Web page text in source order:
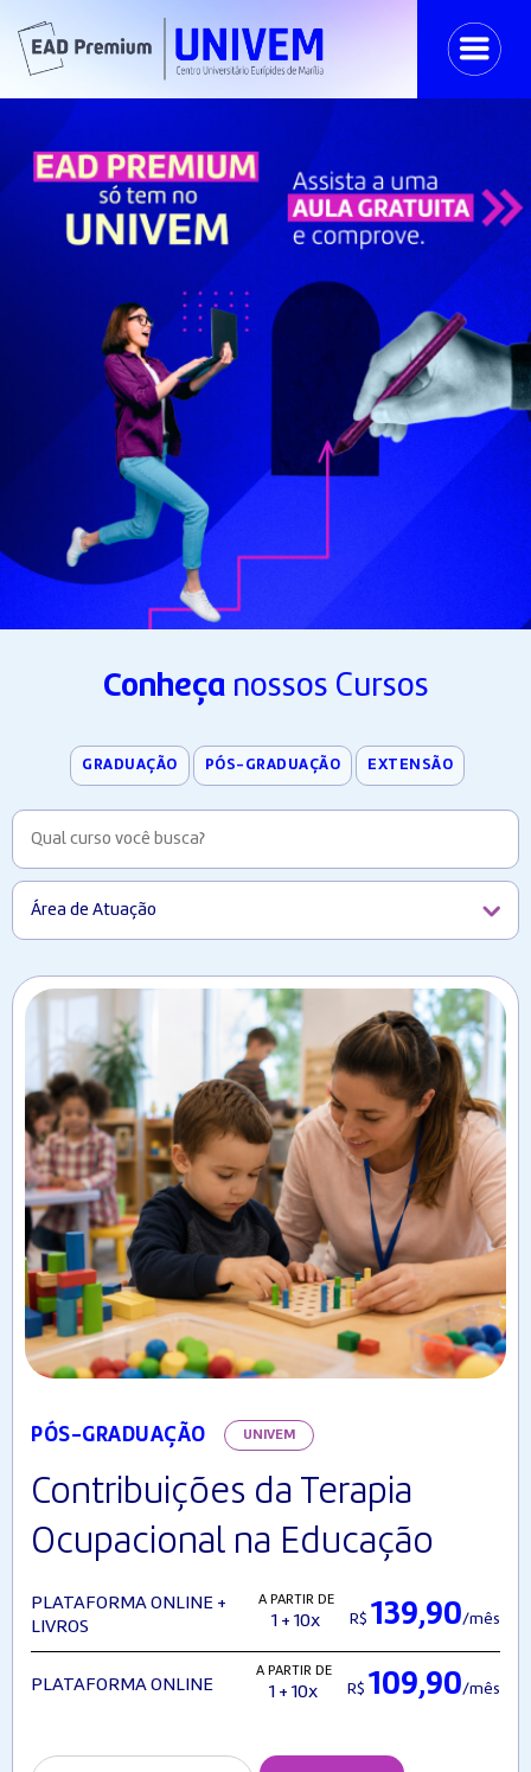
Conheçanossos Cursos
GRADUAÇÃO PÓS-GRADUAÇÃO EXTENSÃO
PÓS-GRADUAÇÃO UNIVEM
Contribuições da Terapia
Ocupacional na Educação
PLATAFORMA ONLINE +
LIVROS
A PARTIR DE
1 + 10x R$ 139,90/mês
PLATAFORMA ONLINE
A PARTIR DE
1 + 10x R$ 109,90/mês